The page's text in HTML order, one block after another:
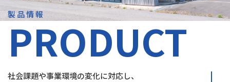
製品情報
PRODUCT
社会課題や事業環境の変化に対応し、